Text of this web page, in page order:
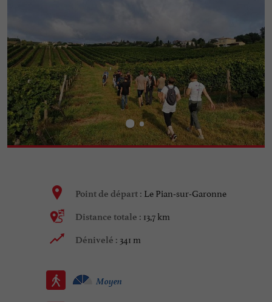
Point de départ : Le Pian-sur-Garonne
Distance totale : 13,7 km
Dénivelé : 341 m
Moyen